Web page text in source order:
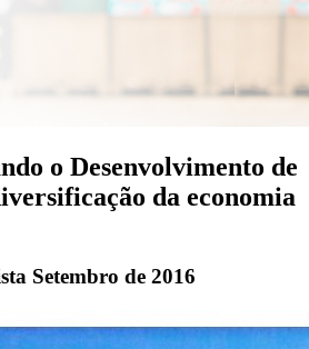
o Desenvolvimento de
da economia
Setembro de 2016